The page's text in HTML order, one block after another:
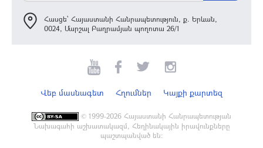
Հասցե՝ Հայաստանի Հանրապետություն, ք. Երևան,
0024, Մարշալ Բաղրամյան պողոտա 26/1
Վեբ մասնագետ Հղումներ Կայքի քարտեզ
© 1999-2026 Հայաստանի Հանրապետության
Նախագահի աշխատակազմ, Հեղինակային իրավունքները
պաշտպանված են: